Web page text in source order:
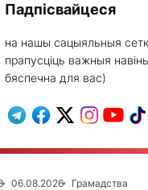
Падпісвайцеся
на нашы сацыяльныя
прапусціць важныя
бяспечна для вас)
06.08.2026
Грамадства